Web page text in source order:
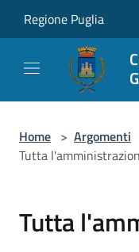
Regione Puglia
Home > Argomenti
Tutta
Tutta